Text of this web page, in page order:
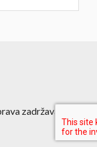
zadržava.